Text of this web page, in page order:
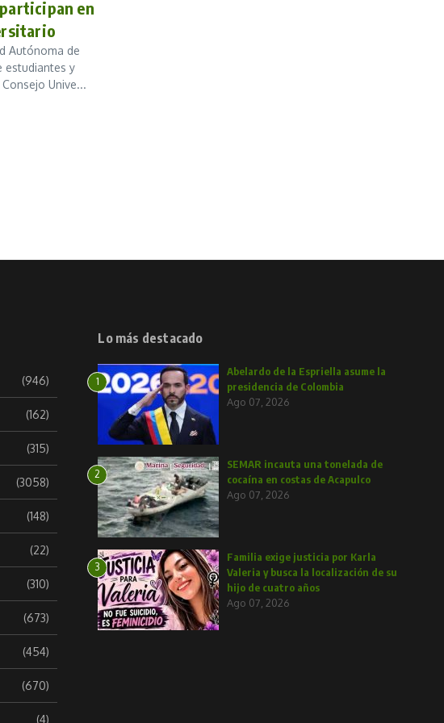
en
Autónoma de
estudiantes y
Unive...
(946)
(162)
(315)
(3058)
(148)
(22)
(310)
(673)
(454)
(670)
(4)
Lo más destacado
1
Abelardo de la Espriella asume la
presidencia de Colombia
Ago 07, 2026
2
SEMAR incauta una tonelada de
cocaína en costas de Acapulco
Ago 07, 2026
3
Familia exige justicia por Karla
Valeria y busca la localización de su
hijo de cuatro años
Ago 07, 2026